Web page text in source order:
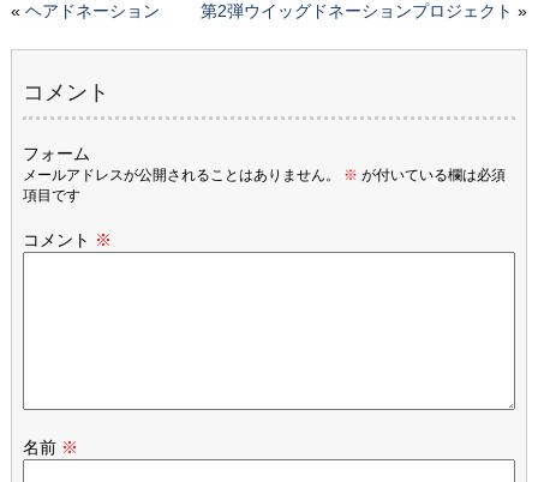
« ヘアドネーション 第2弾ウイッグドネーションプロジェクト »
コメント
フォーム
メールアドレスが公開されることはありません。 ※ が付いている欄は必須
項目です
コメント ※
名前 ※